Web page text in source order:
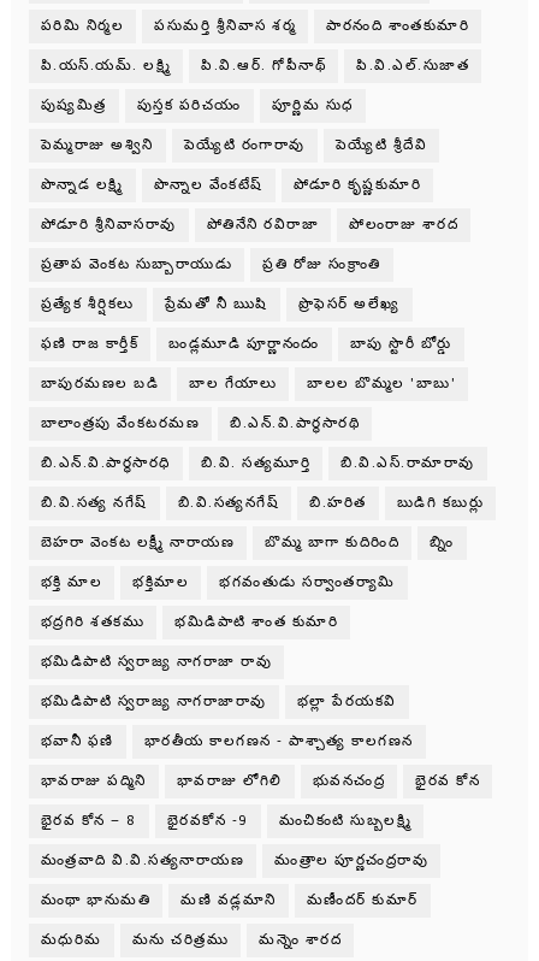
పరిమి నిర్మల పసుమర్తి శ్రీనివాస శర్మ పారనంది శాంతకుమారి
పి.యస్.యమ్. లక్ష్మి పి.వి.ఆర్. గోపీనాథ్ పి.వి.ఎల్.సుజాత
పుష్యమిత్ర పుస్తక పరిచయం పూర్ణిమ సుధ
పెమ్మరాజు అశ్విని పెయ్యేటి రంగారావు పెయ్యేటి శ్రీదేవి
పొన్నాడ లక్ష్మి పొన్నాల వేంకటేష్ పోడూరి కృష్ణకుమారి
పోడూరి శ్రీనివాసరావు పోతినేని రవిరాజా పోలంరాజు శారద
ప్రతాప వెంకట సుబ్బారాయుడు ప్రతి రోజు సంక్రాంతి
ప్రత్యేక శీర్షికలు ప్రేమతో నీ ఋషి ప్రొఫెసర్ అలేఖ్య
ఫణి రాజ కార్తీక్ బండ్లమూడి పూర్ణానందం బాపు స్టొరీ బోర్డు
బాపురమణల బడి బాల గేయాలు బాలల బొమ్మల 'బాబు'
బాలాంత్రపు వేంకటరమణ బి.ఎన్.వి.పార్థసారథి
బి.ఎన్.వి.పార్ధసారధి బి.వి. సత్యమూర్తి బి.వి.ఎస్.రామారావు
బి.వి.సత్య నగేష్ బి.వి.సత్యనగేష్ బి.హరిత బుడిగి కబుర్లు
బెహరా వెంకట లక్ష్మీ నారాయణ బొమ్మ బాగా కుదిరింది బ్నిం
భక్తి మాల భక్తిమాల భగవంతుడు సర్వాంతర్యామి
భద్రగిరి శతకము భమిడిపాటి శాంత కుమారి
భమిడిపాటి స్వరాజ్య నాగరాజా రావు
భమిడిపాటి స్వరాజ్య నాగరాజారావు భల్లా పేరయకవి
భవానీ ఫణి భారతీయ కాలగణన - పాశ్చాత్య కాలగణన
భావరాజు పద్మిని భావరాజు లోగిలి భువనచంద్ర భైరవ కోన
భైరవ కోన – 8 భైరవకోన -9 మంచికంటి సుబ్బలక్ష్మి
మంత్రవాది వి.వి.సత్యనారాయణ మంత్రాల పూర్ణచంద్రరావు
మంథా భానుమతి మణి వడ్లమాని మణీందర్ కుమార్
మధురిమ మను చరిత్రము మన్నెం శారద